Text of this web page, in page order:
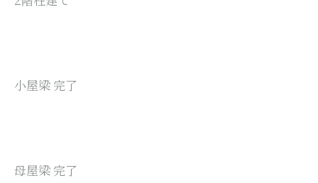
小屋梁 完了
母屋梁 完了